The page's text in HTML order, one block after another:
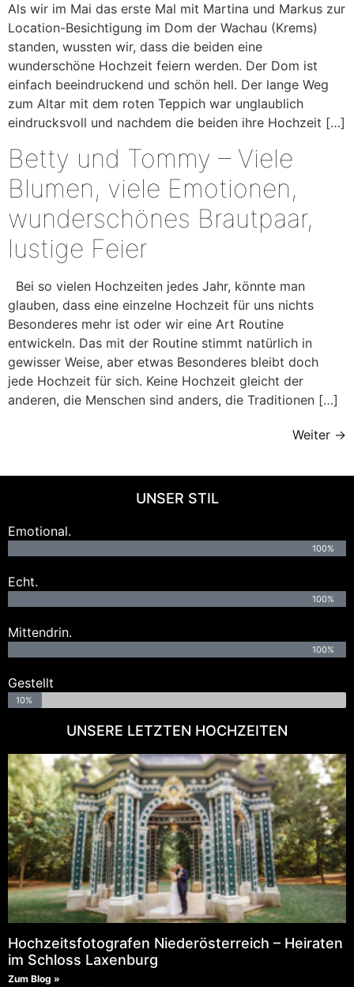
Als wir im Mai das erste Mal mit Martina und Markus zur
Location-Besichtigung im Dom der Wachau (Krems)
standen, wussten wir, dass die beiden eine
wunderschöne Hochzeit feiern werden. Der Dom ist
einfach beeindruckend und schön hell. Der lange Weg
zum Altar mit dem roten Teppich war unglaublich
eindrucksvoll und nachdem die beiden ihre Hochzeit […]
Betty und Tommy – Viele
Blumen, viele Emotionen,
wunderschönes Brautpaar,
lustige Feier
Bei so vielen Hochzeiten jedes Jahr, könnte man
glauben, dass eine einzelne Hochzeit für uns nichts
Besonderes mehr ist oder wir eine Art Routine
entwickeln. Das mit der Routine stimmt natürlich in
gewisser Weise, aber etwas Besonderes bleibt doch
jede Hochzeit für sich. Keine Hochzeit gleicht der
anderen, die Menschen sind anders, die Traditionen […]
Weiter →
UNSER STIL
Emotional.
100%
Echt.
100%
Mittendrin.
100%
Gestellt
10%
UNSERE LETZTEN HOCHZEITEN
Hochzeitsfotografen Niederösterreich – Heiraten
im Schloss Laxenburg
Zum Blog »